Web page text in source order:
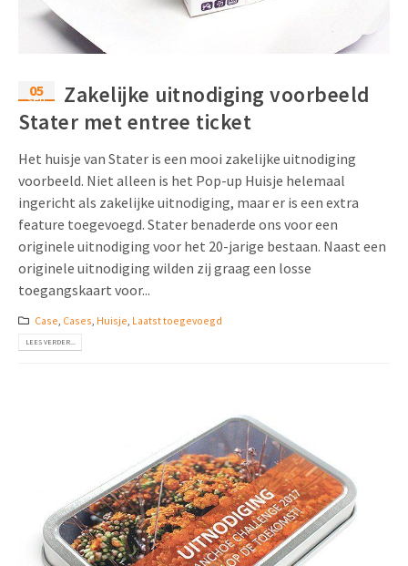
05
sep
Zakelijke uitnodiging voorbeeld
Stater met entree ticket
Het huisje van Stater is een mooi zakelijke uitnodiging
voorbeeld. Niet alleen is het Pop-up Huisje helemaal
ingericht als zakelijke uitnodiging, maar er is een extra
feature toegevoegd. Stater benaderde ons voor een
originele uitnodiging voor het 20-jarige bestaan. Naast een
originele uitnodiging wilden zij graag een losse
toegangskaart voor...
Case Cases Huisje Laatst toegevoegd
LEES VERDER...